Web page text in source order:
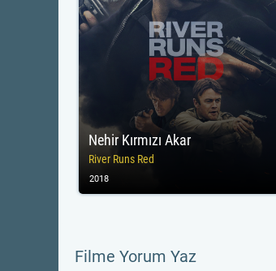
Nehir Kırmızı Akar
River Runs Red
2018
Filme Yorum Yaz